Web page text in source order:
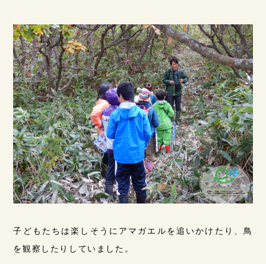
子どもたちは楽しそうにアマガエルを追いかけたり、鳥
を観察したりしていました。